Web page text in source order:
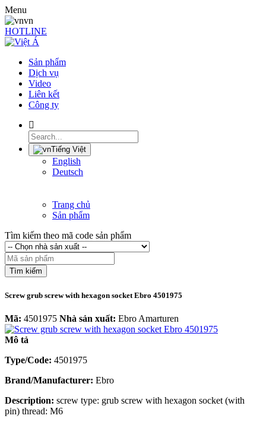
Menu
vn
HOTLINE
Sản phẩm
Dịch vụ
Video
Liên kết
Công ty
Tiếng Việt
English
Deutsch
Trang chủ
Sản phẩm
Tìm kiếm theo mã code sản phẩm
Tìm kiếm
Screw grub screw with hexagon socket Ebro 4501975
Mã: 4501975 Nhà sản xuất: Ebro Amarturen
Mô tả
Type/Code: 4501975
Brand/Manufacturer: Ebro
Description: screw type: grub screw with hexagon socket (with
pin) thread: M6